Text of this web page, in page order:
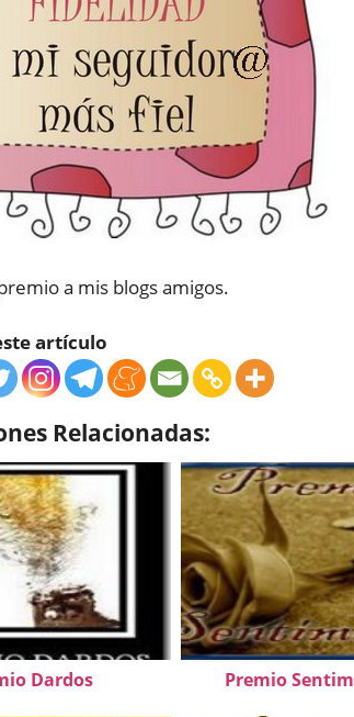
a mis blogs amigos.
artículo
Relacionadas:
Dardos Premio